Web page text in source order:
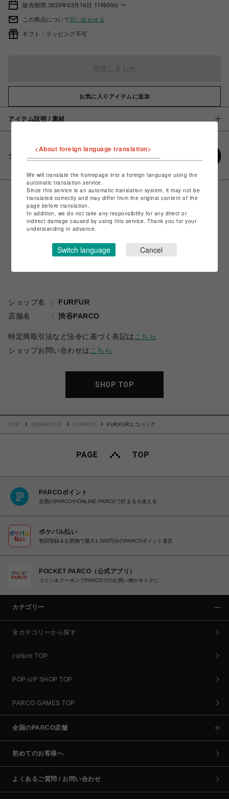
販売期間 2023年03月16日 11時00分 〜
この商品について問い合わせる
ギフト：ラッピング不可
お気に入りアイテムに追加
アイテム説明 / 素材
シェアする
ショップ名
FURFUR
店舗名
渋谷PARCO
特定商取引法など法令に基づく表記は こちら
ショップお問い合わせは こちら
SHOP TOP
TOP 渋谷PARCO FURFUR FURFURエコバッグ
PARCOポイント
全国のPARCOやONLINE PARCOで貯まる＆使える
ポケパル払い
初回登録＆お買物で最大1,500円分のPARCOポイント進呈
POCKET PARCO（公式アプリ）
コイン＆クーポンでPARCOでのお買い物がオトクに
カテゴリー
全カテゴリーから探す
culture TOP
POP-UP SHOP TOP
PARCO GAMES TOP
全国のPARCO店舗
初めてのお客様へ
よくあるご質問 / お問い合わせ
<About foreign language translation>
We will translate the homepage into a foreign language using the
automatic translation service.
Since this service is an automatic translation system, it may not be
translated correctly and may differ from the original content of the
page before translation.
In addition, we do not take any responsibility for any direct or
indirect damage caused by using this service. Thank you for your
understanding in advance.
Switch language Cancel